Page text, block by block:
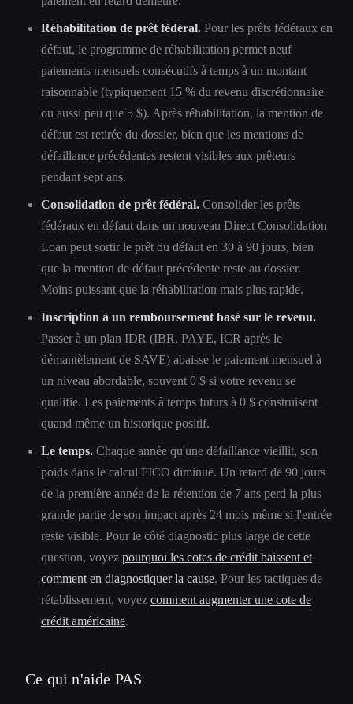
Réhabilitation de prêt fédéral. Pour les prêts fédéraux en
défaut, le programme de réhabilitation permet neuf
paiements mensuels consécutifs à temps à un montant
raisonnable (typiquement 15 % du revenu discrétionnaire
ou aussi peu que 5 $). Après réhabilitation, la mention de
défaut est retirée du dossier, bien que les mentions de
défaillance précédentes restent visibles aux prêteurs
pendant sept ans.
Consolidation de prêt fédéral. Consolider les prêts
fédéraux en défaut dans un nouveau Direct Consolidation
Loan peut sortir le prêt du défaut en 30 à 90 jours, bien
que la mention de défaut précédente reste au dossier.
Moins puissant que la réhabilitation mais plus rapide.
Inscription à un remboursement basé sur le revenu.
Passer à un plan IDR (IBR, PAYE, ICR après le
démantèlement de SAVE) abaisse le paiement mensuel à
un niveau abordable, souvent 0 $ si votre revenu se
qualifie. Les paiements à temps futurs à 0 $ construisent
quand même un historique positif.
Le temps. Chaque année qu'une défaillance vieillit, son
poids dans le calcul FICO diminue. Un retard de 90 jours
de la première année de la rétention de 7 ans perd la plus
grande partie de son impact après 24 mois même si l'entrée
reste visible. Pour le côté diagnostic plus large de cette
question, voyez pourquoi les cotes de crédit baissent et
comment en diagnostiquer la cause. Pour les tactiques de
rétablissement, voyez comment augmenter une cote de
crédit américaine.
Ce qui n'aide PAS